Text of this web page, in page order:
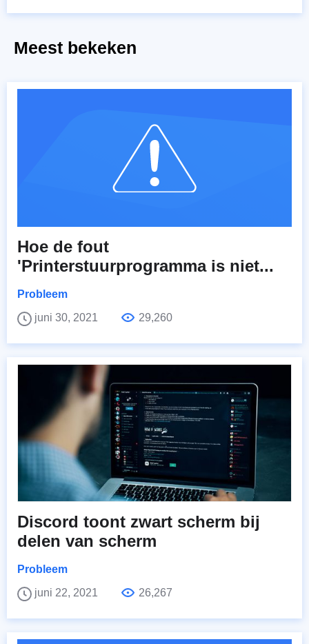
Meest bekeken
Hoe de fout
'Printerstuurprogramma is niet...
Probleem
juni 30, 2021
29,260
Discord toont zwart scherm bij
delen van scherm
Probleem
juni 22, 2021
26,267